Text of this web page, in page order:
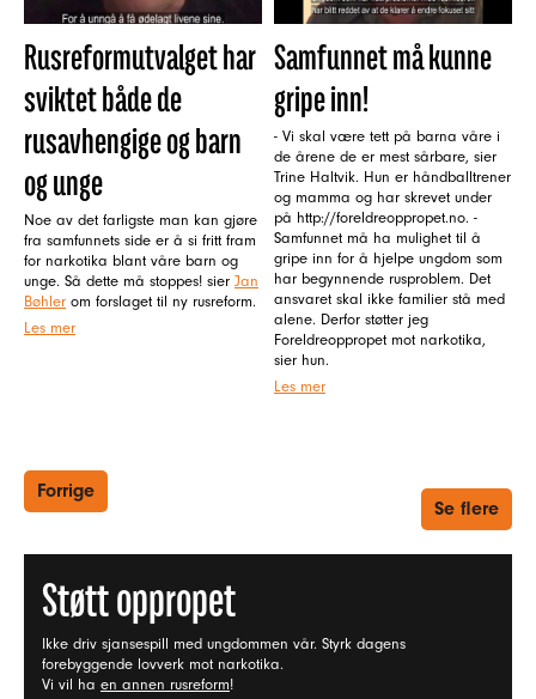
Rusreformutvalget har
sviktet både de
rusavhengige og barn
og unge
Noe av det farligste man kan gjøre
fra samfunnets side er å si fritt fram
for narkotika blant våre barn og
unge. Så dette må stoppes! sier Jan
Bøhler om forslaget til ny rusreform.
Les mer
Samfunnet må kunne
gripe inn!
- Vi skal være tett på barna våre i
de årene de er mest sårbare, sier
Trine Haltvik. Hun er håndballtrener
og mamma og har skrevet under
på http://foreldreoppropet.no. -
Samfunnet må ha mulighet til å
gripe inn for å hjelpe ungdom som
har begynnende rusproblem. Det
ansvaret skal ikke familier stå med
alene. Derfor støtter jeg
Foreldreoppropet mot narkotika,
sier hun.
Les mer
Forrige
Se flere
Støtt oppropet
Ikke driv sjansespill med ungdommen vår. Styrk dagens
forebyggende lovverk mot narkotika.
Vi vil ha en annen rusreform!